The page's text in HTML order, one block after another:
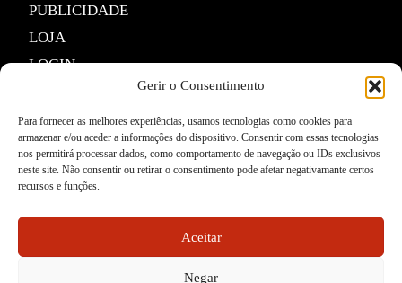
Gerir o Consentimento
Para fornecer as melhores experiências, usamos tecnologias como cookies para
armazenar e/ou aceder a informações do dispositivo. Consentir com essas tecnologias
nos permitirá processar dados, como comportamento de navegação ou IDs exclusivos
neste site. Não consentir ou retirar o consentimento pode afetar negativamante certos
recursos e funções.
Aceitar
Negar
PUBLICIDADE
LOJA
LOGIN
POLÍTICA DE PROTEÇÃO DE DADOS E DE
PRIVACIDADE
TERMOS DE UTILIZADOR
TERMOS E CONDIÇÕES DA COMPRA
APP A VOZ DE TRÁS-OS-MONTES